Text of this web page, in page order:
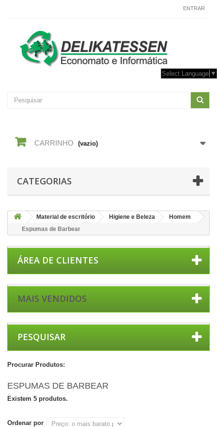
ENTRAR
Select Language ▼
CARRINHO (vazio)
CATEGORIAS
Material de escritório Higiene e Beleza
Homem
Espumas de Barbear
ÁREA DE CLIENTES
MAIS VENDIDOS
PESQUISAR
Procurar Produtos:
ESPUMAS DE BARBEAR
Existem 5 produtos.
Ordenar por